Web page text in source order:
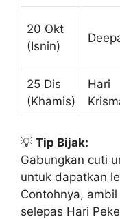
20 Okt
(Isnin)
25 Dis
(Khamis)
Hari
💡 Tip Bijak:
Gabungkan cuti
untuk dapatkan
Contohnya,
selepas Hari